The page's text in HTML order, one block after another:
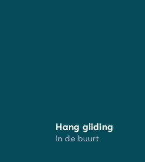
Hang gliding
In de buurt